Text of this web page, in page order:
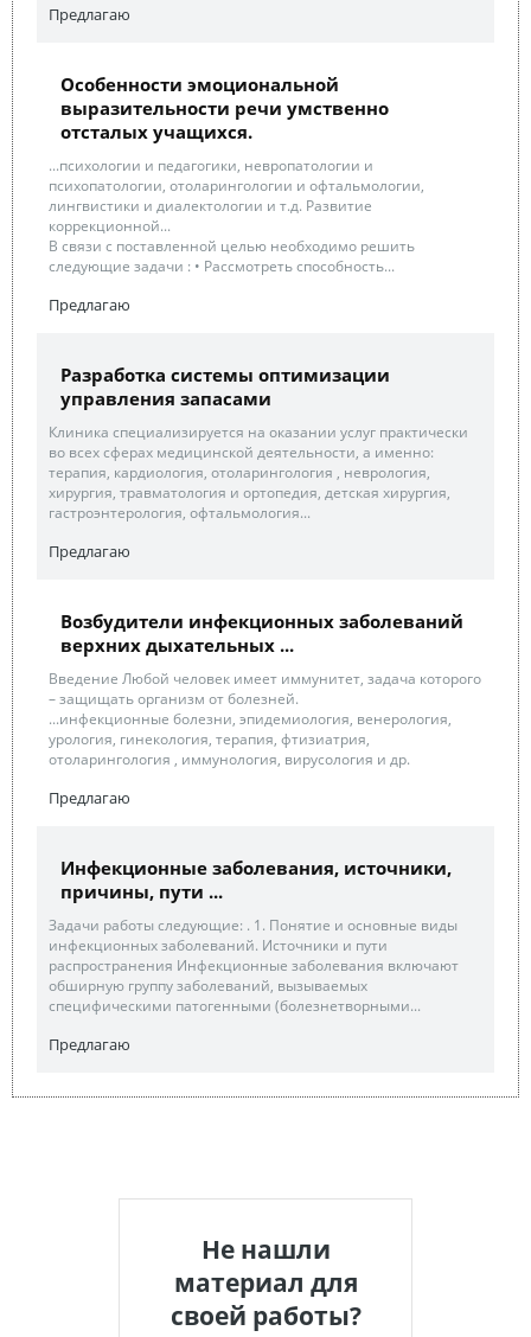
Предлагаю
Особенности эмоциональной
выразительности речи умственно
отсталых учащихся.
...психологии и педагогики, невропатологии и
психопатологии, отоларингологии и офтальмологии,
лингвистики и диалектологии и т.д. Развитие
коррекционной...
В связи с поставленной целью необходимо решить
следующие задачи : • Рассмотреть способность...
Предлагаю
Разработка системы оптимизации
управления запасами
Клиника специализируется на оказании услуг практически
во всех сферах медицинской деятельности, а именно:
терапия, кардиология, отоларингология , неврология,
хирургия, травматология и ортопедия, детская хирургия,
гастроэнтерология, офтальмология...
Предлагаю
Возбудители инфекционных заболеваний
верхних дыхательных ...
Введение Любой человек имеет иммунитет, задача которого
– защищать организм от болезней.
...инфекционные болезни, эпидемиология, венерология,
урология, гинекология, терапия, фтизиатрия,
отоларингология , иммунология, вирусология и др.
Предлагаю
Инфекционные заболевания, источники,
причины, пути ...
Задачи работы следующие: . 1. Понятие и основные виды
инфекционных заболеваний. Источники и пути
распространения Инфекционные заболевания включают
обширную группу заболеваний, вызываемых
специфическими патогенными (болезнетворными...
Предлагаю
Не нашли
материал для
своей работы?